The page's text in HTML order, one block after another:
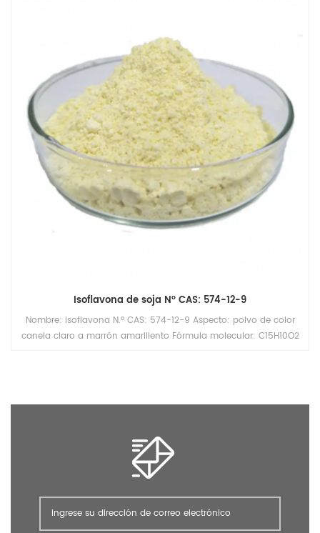
Isoflavona de soja Nº CAS: 574-12-9
Nombre: isoflavona N.º CAS: 574-12-9 Aspecto: polvo de color
canela claro a marrón amarillento Fórmula molecular: C15H10O2